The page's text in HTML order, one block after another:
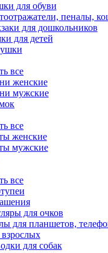
для обуви
пеналы,
для дошкольников
для детей
все
женские
мужские
все
женские
мужские
все
для очков
для планшетов,
для собак